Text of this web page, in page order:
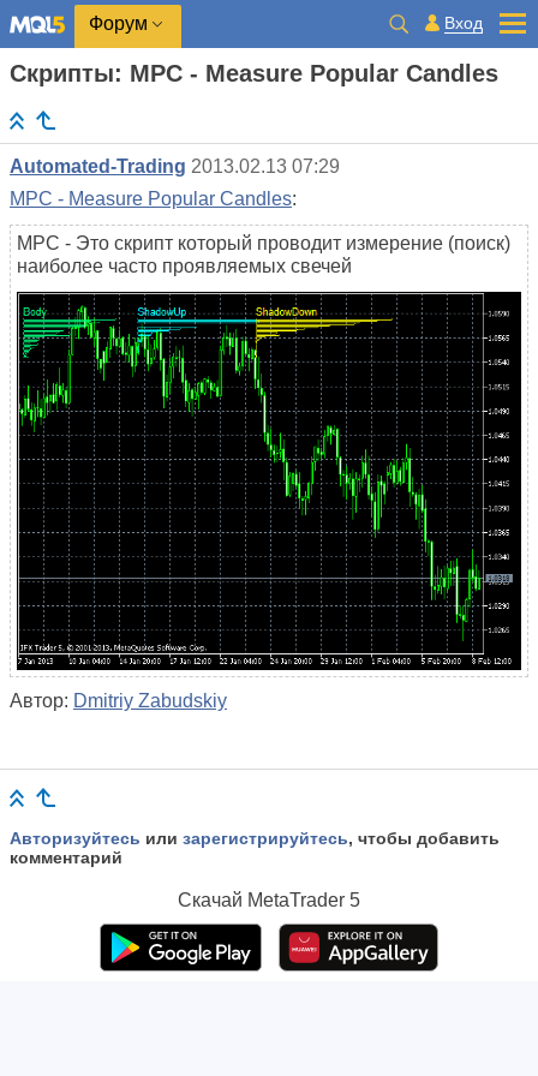
Форум Вход
Скрипты: MPC - Measure Popular Candles
Automated-Trading 2013.02.13 07:29
MPC - Measure Popular Candles:
MPC - Это скрипт который проводит измерение (поиск)
наиболее часто проявляемых свечей
Автор: Dmitriy Zabudskiy
Авторизуйтесь или зарегистрируйтесь, чтобы добавить
комментарий
Скачай MetaTrader 5